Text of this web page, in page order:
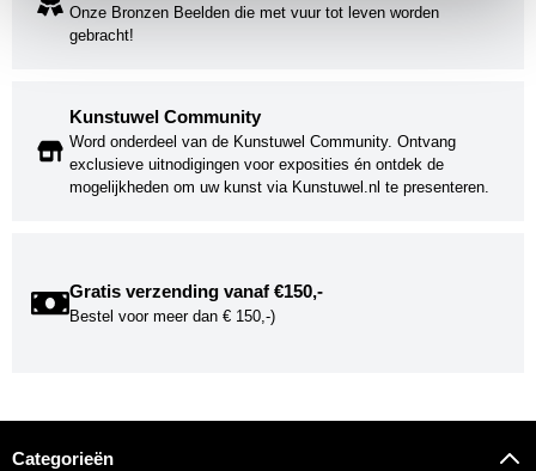
Onze Bronzen Beelden die met vuur tot leven worden
gebracht!
Kunstuwel Community
Word onderdeel van de Kunstuwel Community. Ontvang
exclusieve uitnodigingen voor exposities én ontdek de
mogelijkheden om uw kunst via Kunstuwel.nl te presenteren.
Gratis verzending vanaf €150,-
Bestel voor meer dan € 150,-)
Categorieën